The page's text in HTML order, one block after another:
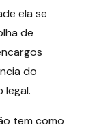
ela se
de
do
legal.
tem como